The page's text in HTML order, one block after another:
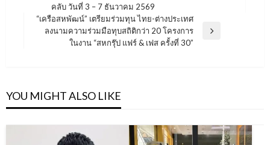
คลับ วันที่ 3 – 7 ธันวาคม 2569
Next
“เครือสหพัฒน์” เตรียมร่วมทุน ไทย-ต่างประเทศ
ลงนามความร่วมมือทุบสถิติกว่า 20 โครงการ
ในงาน “สหกรุ๊ป แฟร์ & เฟส ครั้งที่ 30”
YOU MIGHT ALSO LIKE